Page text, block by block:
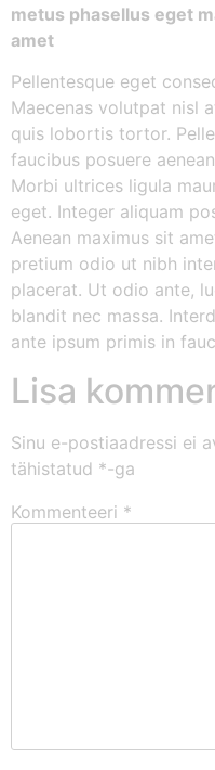
metus phasellus eget
amet
Pellentesque eget
Maecenas volutpat nisl
quis lobortis tortor.
faucibus posuere
Morbi ultrices ligula
eget. Integer aliquam
Aenean maximus sit
pretium odio ut nibh
placerat. Ut odio ante,
blandit nec massa.
ante ipsum primis in
Lisa
Sinu e-postiaadressi ei
tähistatud *-ga
Kommenteeri *